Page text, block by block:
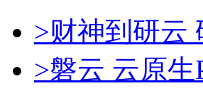
>财神到研云
>磐云 云原生